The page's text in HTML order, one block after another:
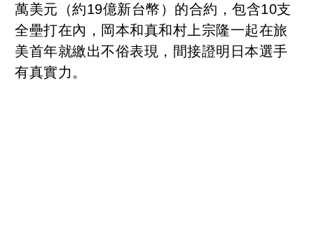
萬美元（約19億新台幣）的合約，包含10支
全壘打在內，岡本和真和村上宗隆一起在旅
美首年就繳出不俗表現，間接證明日本選手
有真實力。